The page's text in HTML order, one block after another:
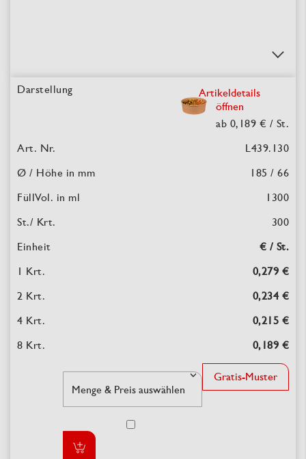
Artikeldetails
öffnen
ab 0,189 € / St.
L439.130
185 / 66
1300
300
€ / St.
0,279 €
0,234 €
0,215 €
0,189 €
Gratis-Muster